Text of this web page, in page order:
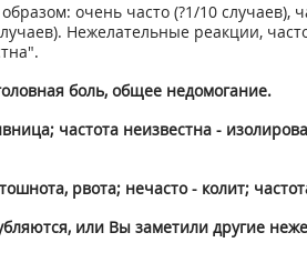
очень часто (?1/10 случаев),
Нежелательные реакции,
боль, общее недомогание.
частота неизвестна -
рвота; нечасто - колит;
или Вы заметили другие